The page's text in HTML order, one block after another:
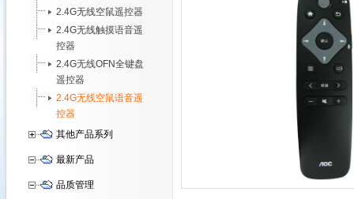
2.4G无线空鼠遥控器
2.4G无线触摸语音遥
控器
2.4G无线OFN全键盘
遥控器
2.4G无线空鼠语音遥
控器
其他产品系列
最新产品
品质管理